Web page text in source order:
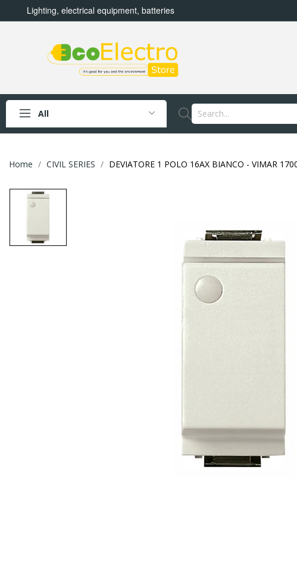
Lighting, electrical equipment, batteries
All
Home CIVIL SERIES DEVIATORE 1 POLO 16AX BIANCO - VIMAR